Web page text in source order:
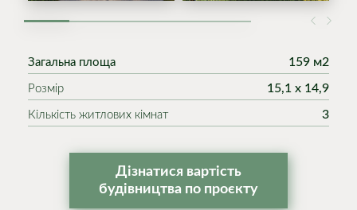
Загальна площа 159 м2
Розмір 15,1 х 14,9
Кількість житлових кімнат 3
Дізнатися вартість
будівництва по проєкту